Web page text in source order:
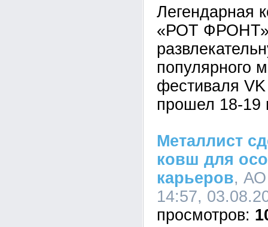
Легендарная
«РОТ ФРОНТ»
популярного
фестиваля
прошел 18-19
Металлист
ковш для
карьеров, АО
14:57,